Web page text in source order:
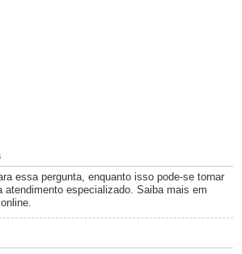
essa pergunta, enquanto isso pode-se tornar
atendimento especializado. Saiba mais em